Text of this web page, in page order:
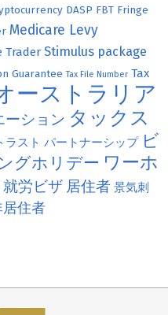
DASP FBT Fringe
Medicare Levy
Trader Stimulus package
Guarantee Tax File Number Tax
ーストラリア
ーション タックス
ラスト パートナーシップ ビ
グホリデー ワーホ
就労ビザ 居住者 景気刺
居住者